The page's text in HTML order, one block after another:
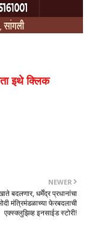
इथे क्लिक
NEWER
बदलणार, धर्मेंद्र प्रधानांचा
मंत्रिमंडळाच्या फेरबदलाची
एक्स्क्लुझिव्ह इनसाईड स्टोरी!